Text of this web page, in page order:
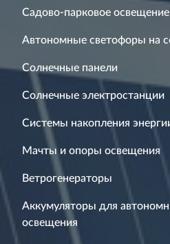
Садово-парковое освещение
Автономные светофоры на
Солнечные панели
Солнечные электростанции
Системы накопления
Мачты и опоры освещения
Ветрогенераторы
Аккумуляторы для
освещения